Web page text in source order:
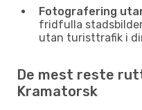
Fotografering
fridfulla
utan turisttrafik i
De mest reste
Kramatorsk